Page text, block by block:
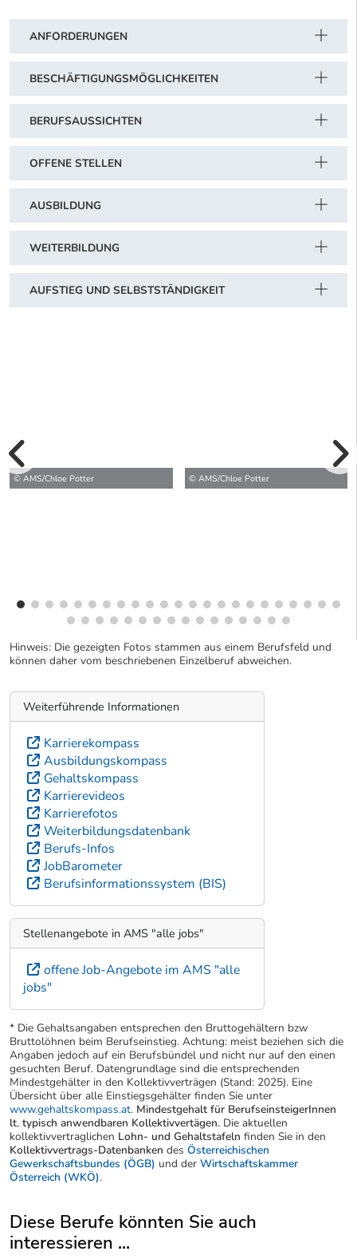
ANFORDERUNGEN
BESCHÄFTIGUNGSMÖGLICHKEITEN
BERUFSAUSSICHTEN
OFFENE STELLEN
AUSBILDUNG
WEITERBILDUNG
AUFSTIEG UND SELBSTSTÄNDIGKEIT
© AMS/Chloe Potter © AMS/Chloe Potter
Hinweis: Die gezeigten Fotos stammen aus einem Berufsfeld und
können daher vom beschriebenen Einzelberuf abweichen.
Weiterführende Informationen
Karrierekompass
Ausbildungskompass
Gehaltskompass
Karrierevideos
Karrierefotos
Weiterbildungsdatenbank
Berufs-Infos
JobBarometer
Berufsinformationssystem (BIS)
Stellenangebote in AMS "alle jobs"
offene Job-Angebote im AMS "alle
jobs"
* Die Gehaltsangaben entsprechen den Bruttogehältern bzw
Bruttolöhnen beim Berufseinstieg. Achtung: meist beziehen sich die
Angaben jedoch auf ein Berufsbündel und nicht nur auf den einen
gesuchten Beruf. Datengrundlage sind die entsprechenden
Mindestgehälter in den Kollektivverträgen (Stand: 2025). Eine
Übersicht über alle Einstiegsgehälter finden Sie unter
www.gehaltskompass.at. Mindestgehalt für BerufseinsteigerInnen
lt. typisch anwendbaren Kollektivvertägen. Die aktuellen
kollektivvertraglichen Lohn- und Gehaltstafeln finden Sie in den
Kollektivvertrags-Datenbanken des Österreichischen
Gewerkschaftsbundes (ÖGB) und der Wirtschaftskammer
Österreich (WKÖ).
Diese Berufe könnten Sie auch
interessieren ...